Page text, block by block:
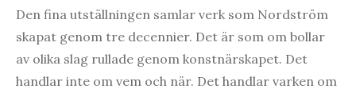
Den fina utställningen samlar verk som Nordström
skapat genom tre decennier. Det är som om bollar
av olika slag rullade genom konstnärskapet. Det
handlar inte om vem och när. Det handlar varken om